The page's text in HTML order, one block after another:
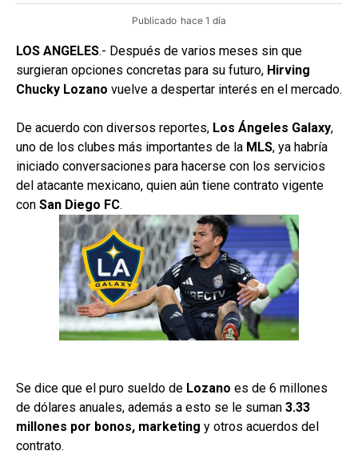
Publicado hace 1 día
LOS ANGELES.- Después de varios meses sin que
surgieran opciones concretas para su futuro, Hirving
Chucky Lozano vuelve a despertar interés en el mercado.
De acuerdo con diversos reportes, Los Ángeles Galaxy,
uno de los clubes más importantes de la MLS, ya habría
iniciado conversaciones para hacerse con los servicios
del atacante mexicano, quien aún tiene contrato vigente
con San Diego FC.
Se dice que el puro sueldo de Lozano es de 6 millones
de dólares anuales, además a esto se le suman 3.33
millones por bonos, marketing y otros acuerdos del
contrato.